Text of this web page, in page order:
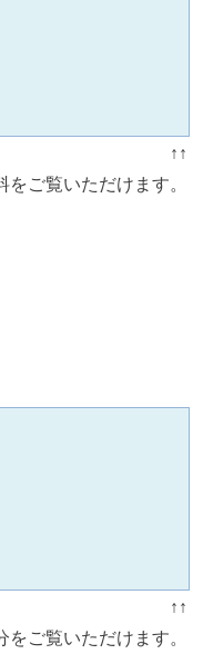
↑↑
ご覧いただけます。
↑↑
ご覧いただけます。